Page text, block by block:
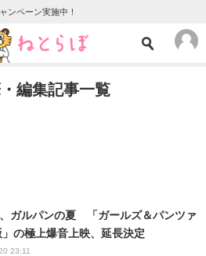
ンペーン実施中！
ニュース
リサーチ
編集記事一覧
23:11
ガルパンの夏 「ガールズ＆パンツァ
の極上爆音上映、延長決定